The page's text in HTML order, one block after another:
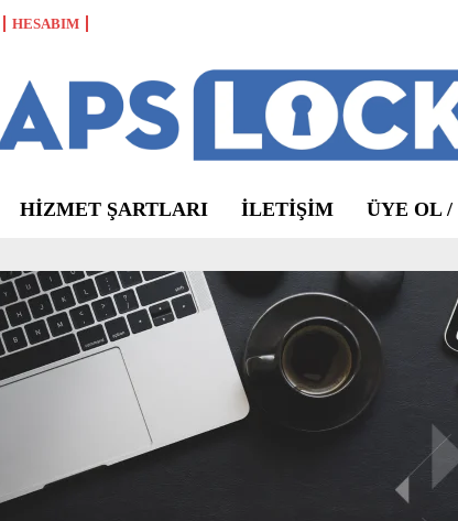
HESABIM
HIZMET ŞARTLARI ILETIŞIM ÜYE OL /